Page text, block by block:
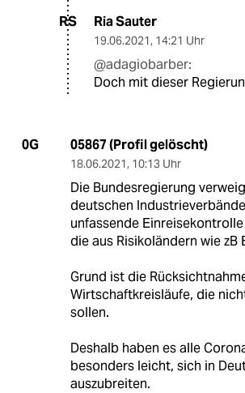
RS Ria Sauter
19.06.2021, 14:21 Uhr
@adagiobarber:
Doch mit dieser
0G 05867 (Profil gelöscht)
18.06.2021, 10:13 Uhr
Die Bundesregierung
deutschen
unfassende
die aus Risikoländern wie zB
Grund ist die
Wirtschaftkreisläufe, die
sollen.
Deshalb haben es alle
besonders leicht, sich in
auszubreiten.